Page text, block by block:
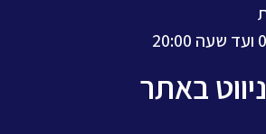
ניווט באתר